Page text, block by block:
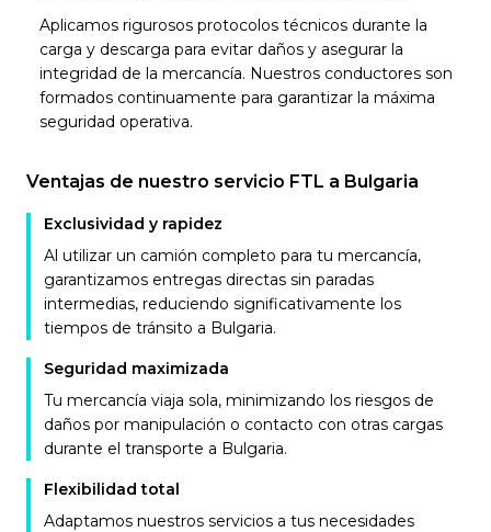
Aplicamos rigurosos protocolos técnicos durante la
carga y descarga para evitar daños y asegurar la
integridad de la mercancía. Nuestros conductores son
formados continuamente para garantizar la máxima
seguridad operativa.
Ventajas de nuestro servicio FTL a Bulgaria
Exclusividad y rapidez
Al utilizar un camión completo para tu mercancía,
garantizamos entregas directas sin paradas
intermedias, reduciendo significativamente los
tiempos de tránsito a Bulgaria.
Seguridad maximizada
Tu mercancía viaja sola, minimizando los riesgos de
daños por manipulación o contacto con otras cargas
durante el transporte a Bulgaria.
Flexibilidad total
Adaptamos nuestros servicios a tus necesidades